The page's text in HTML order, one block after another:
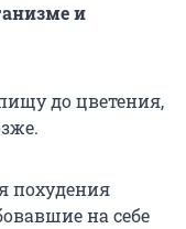
и
до цветения,
похудения
на себе